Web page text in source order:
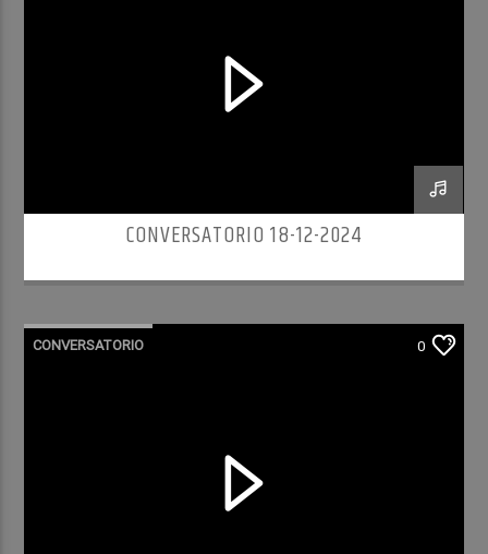
CONVERSATORIO 18-12-2024
CONVERSATORIO 0